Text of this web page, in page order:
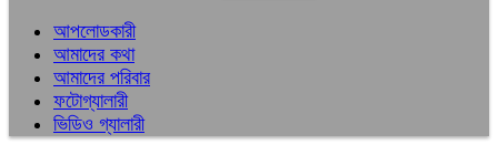
আপলোডকারী
আমাদের কথা
আমাদের পরিবার
ফটোগ্যালারী
ভিডিও গ্যালারী